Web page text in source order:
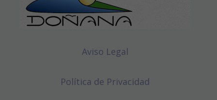
Aviso Legal
Política de Privacidad